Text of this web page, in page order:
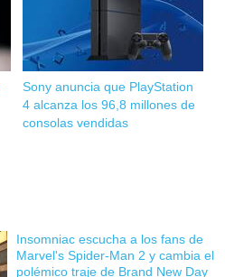
Sony anuncia que PlayStation
4 alcanza los 96,8 millones de
consolas vendidas
Insomniac escucha a los fans de
Marvel's Spider-Man 2 y cambia el
polémico traje de Brand New Day